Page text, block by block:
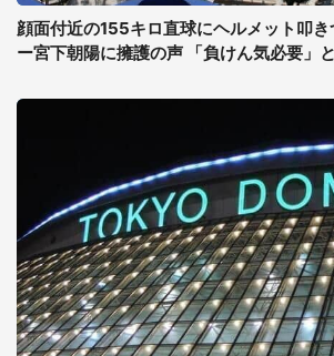
顔面付近の155キロ直球にヘルメット叩
ー宮下朝陽に擁護の声 「負けん気必要」